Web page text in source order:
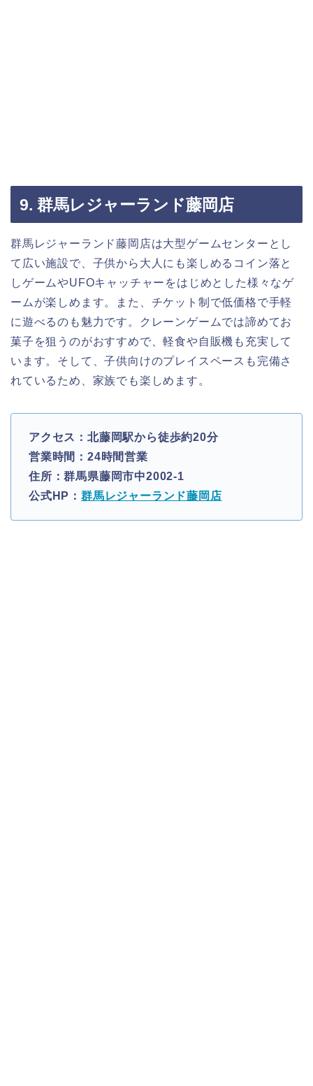
9. 群馬レジャーランド藤岡店
群馬レジャーランド藤岡店は大型ゲームセンターとし
て広い施設で、子供から大人にも楽しめるコイン落と
しゲームやUFOキャッチャーをはじめとした様々なゲ
ームが楽しめます。また、チケット制で低価格で手軽
に遊べるのも魅力です。クレーンゲームでは諦めてお
菓子を狙うのがおすすめで、軽食や自販機も充実して
います。そして、子供向けのプレイスペースも完備さ
れているため、家族でも楽しめます。
アクセス：北藤岡駅から徒歩約20分
営業時間：24時間営業
住所：群馬県藤岡市中2002-1
公式HP： 群馬レジャーランド藤岡店